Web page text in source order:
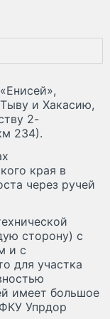
и Хакасию,
2-
234).
края в
через ручей
сторону) с
и с
для участка
имеет большое
Упрдор